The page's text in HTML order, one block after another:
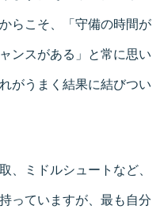
らこそ、「守備の時間が
ンスがある」と常に思い
がうまく結果に結びつい
ミドルシュートなど、
っていますが、最も自分